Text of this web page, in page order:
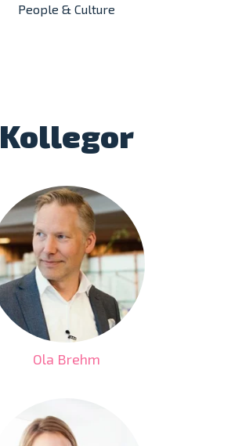
People & Culture
Kollegor
Ola Brehm